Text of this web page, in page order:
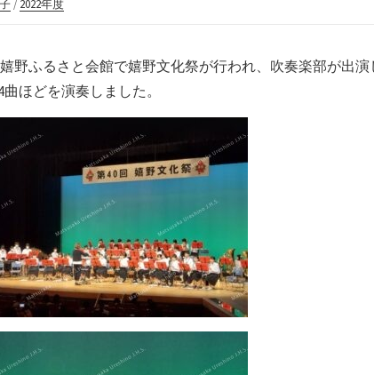
/2022年度
野ふるさと会館で嬉野文化祭が行われ、吹奏楽部が出演
ほどを演奏しました。